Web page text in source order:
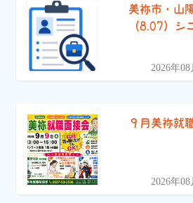
美祢市・山
（8.07）シ
2026年08
９月美祢就
2026年08